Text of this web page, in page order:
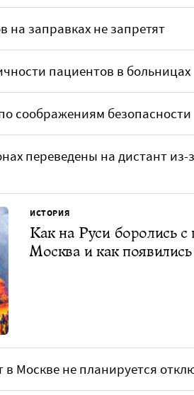
заправках не запретят
пациентов в больницах
соображениям безопасности
переведены на дистант из-
ИСТОРИЯ
Как на Руси боролись
Москва и как
не планируется